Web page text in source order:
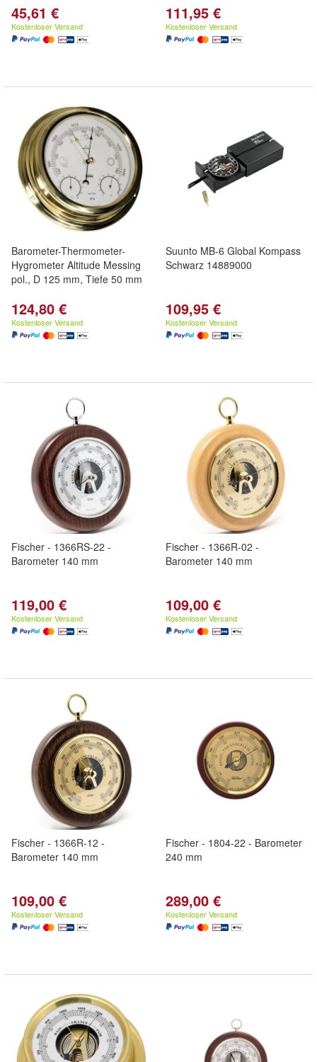
45,61 €
Kostenloser Versand
111,95 €
Kostenloser Versand
Barometer-Thermometer-
Hygrometer Altitude Messing
pol., D 125 mm, Tiefe 50 mm
124,80 €
Kostenloser Versand
Suunto MB-6 Global Kompass
Schwarz 14889000
109,95 €
Kostenloser Versand
Fischer - 1366RS-22 -
Barometer 140 mm
119,00 €
Kostenloser Versand
Fischer - 1366R-02 -
Barometer 140 mm
109,00 €
Kostenloser Versand
Fischer - 1366R-12 -
Barometer 140 mm
109,00 €
Kostenloser Versand
Fischer - 1804-22 - Barometer
240 mm
289,00 €
Kostenloser Versand